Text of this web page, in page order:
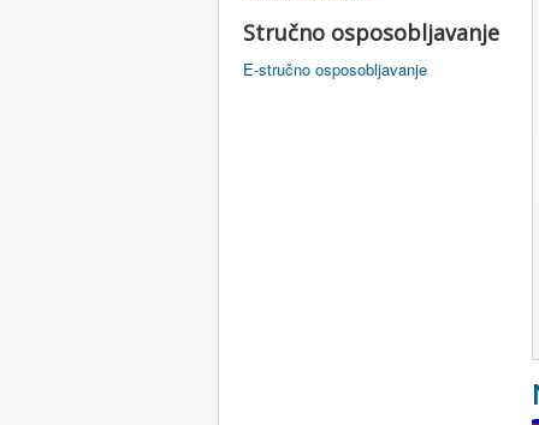
Stručno osposobljavanje
E-stručno osposobljavanje